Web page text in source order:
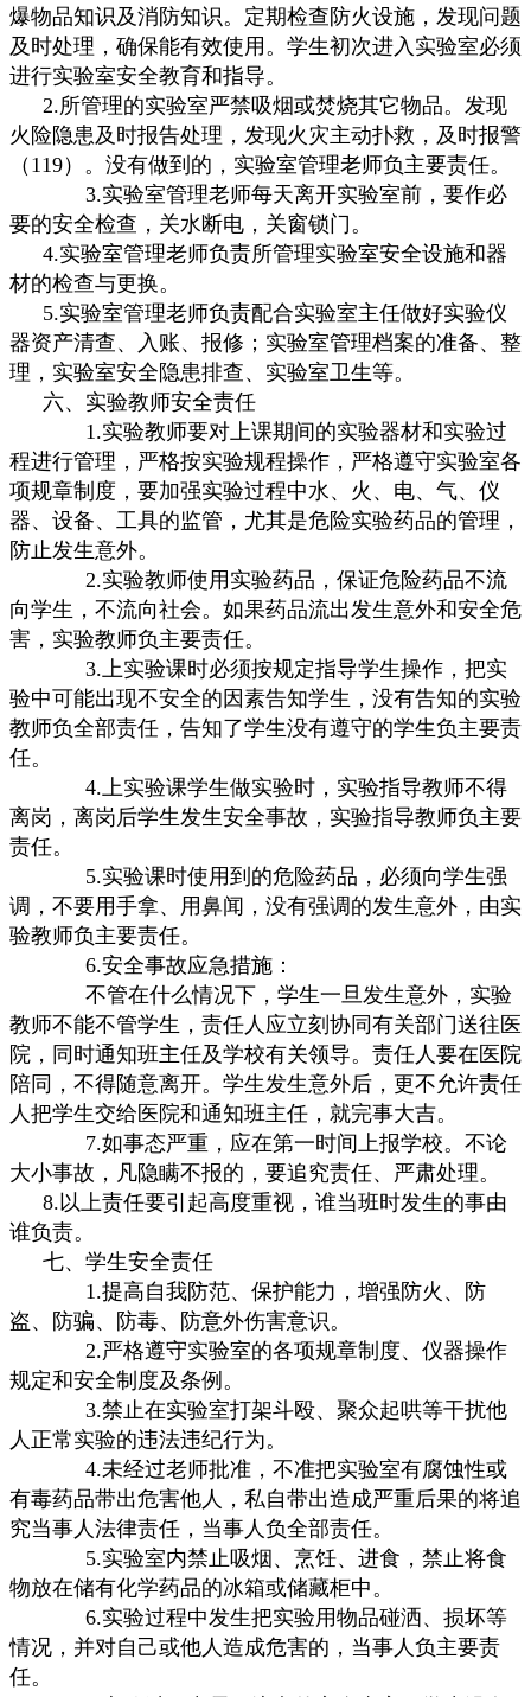
爆物品知识及消防知识。定期检查防火设施，发现问题
及时处理，确保能有效使用。学生初次进入实验室必须
进行实验室安全教育和指导。
2.所管理的实验室严禁吸烟或焚烧其它物品。发现
火险隐患及时报告处理，发现火灾主动扑救，及时报警
（119）。没有做到的，实验室管理老师负主要责任。
3.实验室管理老师每天离开实验室前，要作必
要的安全检查，关水断电，关窗锁门。
4.实验室管理老师负责所管理实验室安全设施和器
材的检查与更换。
5.实验室管理老师负责配合实验室主任做好实验仪
器资产清查、入账、报修；实验室管理档案的准备、整
理，实验室安全隐患排查、实验室卫生等。
六、实验教师安全责任
1.实验教师要对上课期间的实验器材和实验过
程进行管理，严格按实验规程操作，严格遵守实验室各
项规章制度，要加强实验过程中水、火、电、气、仪
器、设备、工具的监管，尤其是危险实验药品的管理，
防止发生意外。
2.实验教师使用实验药品，保证危险药品不流
向学生，不流向社会。如果药品流出发生意外和安全危
害，实验教师负主要责任。
3.上实验课时必须按规定指导学生操作，把实
验中可能出现不安全的因素告知学生，没有告知的实验
教师负全部责任，告知了学生没有遵守的学生负主要责
任。
4.上实验课学生做实验时，实验指导教师不得
离岗，离岗后学生发生安全事故，实验指导教师负主要
责任。
5.实验课时使用到的危险药品，必须向学生强
调，不要用手拿、用鼻闻，没有强调的发生意外，由实
验教师负主要责任。
6.安全事故应急措施：
不管在什么情况下，学生一旦发生意外，实验
教师不能不管学生，责任人应立刻协同有关部门送往医
院，同时通知班主任及学校有关领导。责任人要在医院
陪同，不得随意离开。学生发生意外后，更不允许责任
人把学生交给医院和通知班主任，就完事大吉。
7.如事态严重，应在第一时间上报学校。不论
大小事故，凡隐瞒不报的，要追究责任、严肃处理。
8.以上责任要引起高度重视，谁当班时发生的事由
谁负责。
七、学生安全责任
1.提高自我防范、保护能力，增强防火、防
盗、防骗、防毒、防意外伤害意识。
2.严格遵守实验室的各项规章制度、仪器操作
规定和安全制度及条例。
3.禁止在实验室打架斗殴、聚众起哄等干扰他
人正常实验的违法违纪行为。
4.未经过老师批准，不准把实验室有腐蚀性或
有毒药品带出危害他人，私自带出造成严重后果的将追
究当事人法律责任，当事人负全部责任。
5.实验室内禁止吸烟、烹饪、进食，禁止将食
物放在储有化学药品的冰箱或储藏柜中。
6.实验过程中发生把实验用物品碰洒、损坏等
情况，并对自己或他人造成危害的，当事人负主要责
任。